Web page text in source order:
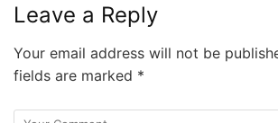
Leave a Reply
Your email address will not be
fields are marked *